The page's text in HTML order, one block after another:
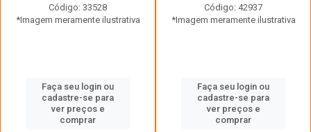
Código: 33528
*Imagem meramente ilustrativa
Faça seu login ou
cadastre-se para
ver preços e
comprar
Código: 42937
*Imagem meramente ilustrativa
Faça seu login ou
cadastre-se para
ver preços e
comprar